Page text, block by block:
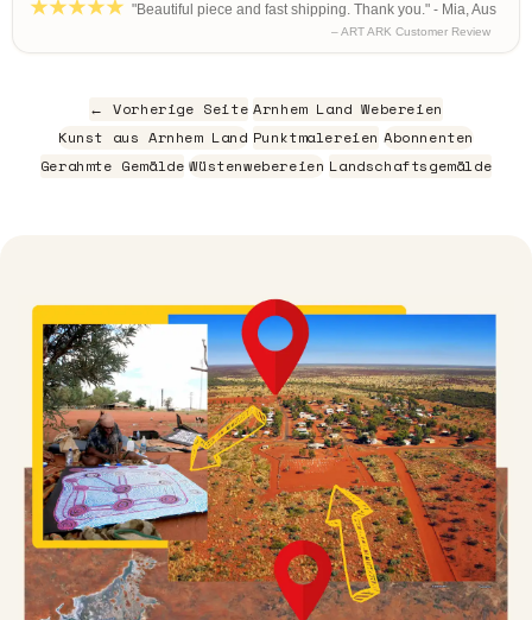
"Beautiful piece and fast shipping. Thank you." - Mia, Aus
– ART ARK Customer Review
← Vorherige Seite Arnhem Land Webereien
Kunst aus Arnhem Land Punktmalereien Abonnenten
Gerahmte Gemälde Wüstenwebereien Landschaftsgemälde